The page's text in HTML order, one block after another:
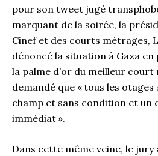
pour son tweet jugé
marquant de la soirée, la
Cinef et des courts métrages,
dénoncé la situation à Gaza
la palme d’or du meilleur
demandé que « tous les
champ et sans condition et un
immédiat ».
Dans cette même veine, le